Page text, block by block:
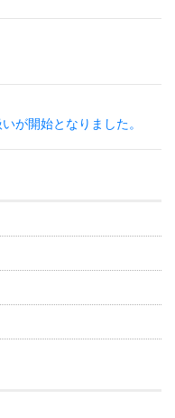
が開始となりました。